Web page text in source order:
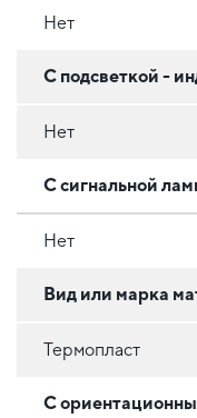
Нет
С подсветкой -
Нет
С сигнальной
Нет
Вид или марка
Термопласт
С